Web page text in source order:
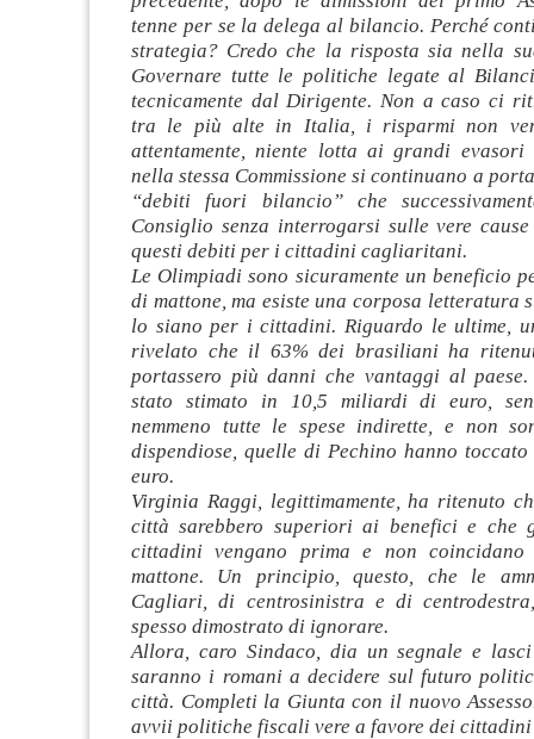
tenne per se la delega al bilancio. Perché
strategia? Credo che la risposta sia nella
Governare tutte le politiche legate al
tecnicamente dal Dirigente. Non a caso ci
tra le più alte in Italia, i risparmi non
attentamente, niente lotta ai grandi
nella stessa Commissione si continuano a
“debiti fuori bilancio” che
Consiglio senza interrogarsi sulle vere
questi debiti per i cittadini cagliaritani.
Le Olimpiadi sono sicuramente un beneficio
di mattone, ma esiste una corposa letteratura
lo siano per i cittadini. Riguardo le ultime,
rivelato che il 63% dei brasiliani ha
portassero più danni che vantaggi al
stato stimato in 10,5 miliardi di euro,
nemmeno tutte le spese indirette, e non
dispendiose, quelle di Pechino hanno
euro.
Virginia Raggi, legittimamente, ha ritenuto
città sarebbero superiori ai benefici e che
cittadini vengano prima e non
mattone. Un principio, questo, che le
Cagliari, di centrosinistra e di
spesso dimostrato di ignorare.
Allora, caro Sindaco, dia un segnale e lasci
saranno i romani a decidere sul futuro
città. Completi la Giunta con il nuovo
avvii politiche fiscali vere a favore dei